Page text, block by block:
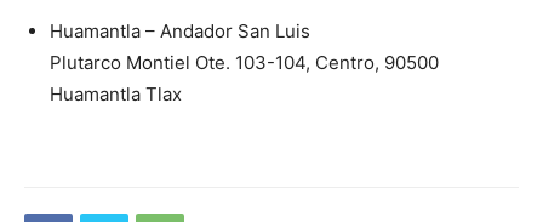
Huamantla – Andador San Luis
Plutarco Montiel Ote. 103-104, Centro, 90500
Huamantla Tlax